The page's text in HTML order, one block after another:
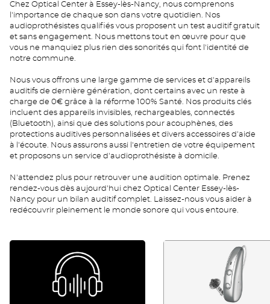
Chez Optical Center à Essey-lès-Nancy, nous comprenons
l'importance de chaque son dans votre quotidien. Nos
audioprothésistes qualifiés vous proposent un test auditif gratuit
et sans engagement. Nous mettons tout en œuvre pour que
vous ne manquiez plus rien des sonorités qui font l'identité de
notre commune.
Nous vous offrons une large gamme de services et d'appareils
auditifs de dernière génération, dont certains avec un reste à
charge de 0€ grâce à la réforme 100% Santé. Nos produits clés
incluent des appareils invisibles, rechargeables, connectés
(Bluetooth), ainsi que des solutions pour acouphènes, des
protections auditives personnalisées et divers accessoires d'aide
à l'écoute. Nous assurons aussi l'entretien de votre équipement
et proposons un service d'audioprothésiste à domicile.
N'attendez plus pour retrouver une audition optimale. Prenez
rendez-vous dès aujourd'hui chez Optical Center Essey-lès-
Nancy pour un bilan auditif complet. Laissez-nous vous aider à
redécouvrir pleinement le monde sonore qui vous entoure.